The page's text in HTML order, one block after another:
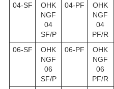
04-SF
OHK
NGF
04
SF/P
04-PF
OHK
NGF
04
PF/R
06-SF
OHK
NGF
06
SF/P
06-PF
OHK
NGF
06
PF/R